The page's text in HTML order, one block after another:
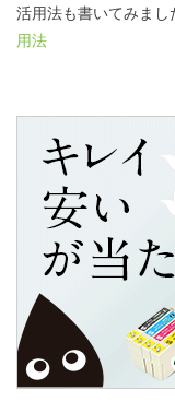
活用法も書いてみま
用法